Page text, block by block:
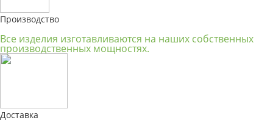
Производство
Все изделия изготавливаются на наших собственных
производственных мощностях.
Доставка